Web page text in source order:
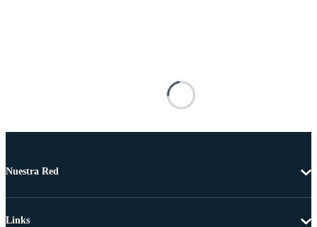
Nuestra Red
Links